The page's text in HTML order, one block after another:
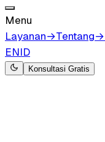
Menu
Layanan→Tentang→
ENID
Konsultasi Gratis